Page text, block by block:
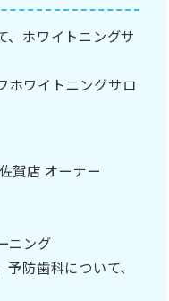
、ホワイトニングサ
ホワイトニングサロ
賀店 オーナー
ニング
防歯科について、